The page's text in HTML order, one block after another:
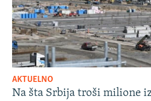
AKTUELNO
Na šta Srbija troši milione